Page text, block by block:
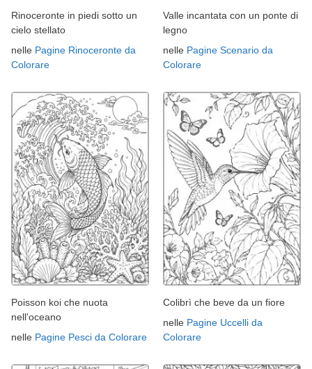
Rinoceronte in piedi sotto un
cielo stellato
nelle Pagine Rinoceronte da
Colorare
Valle incantata con un ponte di
legno
nelle Pagine Scenario da
Colorare
Poisson koi che nuota
nell'oceano
nelle Pagine Pesci da Colorare
Colibrì che beve da un fiore
nelle Pagine Uccelli da
Colorare